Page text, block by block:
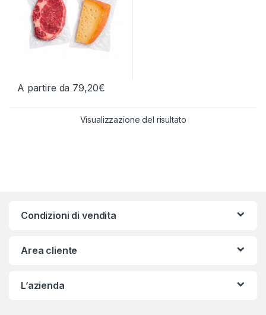
A partire da 79,20€
Questo prodotto ha più varianti. Le opzioni possono essere
Visualizzazione del risultato
Condizioni di vendita
Area cliente
L’azienda